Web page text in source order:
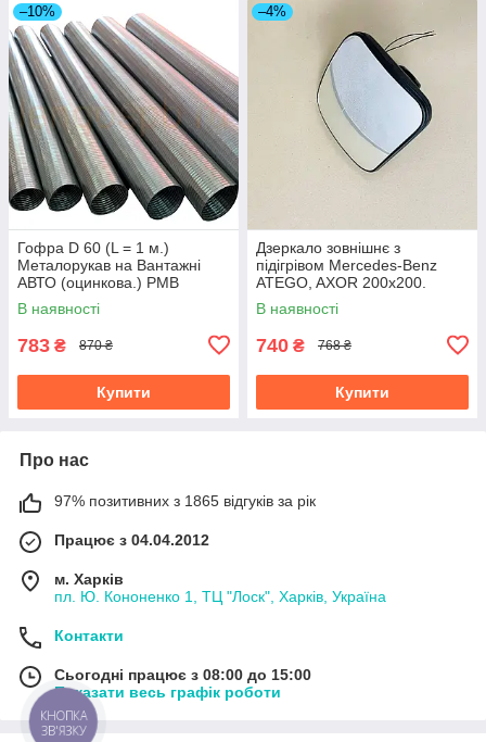
–10%
Гофра D 60 (L = 1 м.)
Металорукав на Вантажні
АВТО (оцинкова.) РМВ
60х1000
В наявності
783 ₴ 870 ₴
Купити
–4%
Дзеркало зовнішнє з
підігрівом Mercedes-Benz
ATEGO, AXOR 200x200.
LL01-10-010H
В наявності
740 ₴ 768 ₴
Купити
Про нас
97% позитивних з 1865 відгуків за рік
Працює з 04.04.2012
м. Харків
пл. Ю. Кононенко 1, ТЦ "Лоск", Харків, Україна
Контакти
Сьогодні працює з 08:00 до 15:00
Показати весь графік роботи
КНОПКА
ЗВ'ЯЗКУ